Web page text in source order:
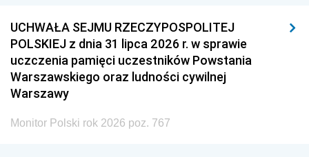
UCHWAŁA SEJMU RZECZYPOSPOLITEJ
POLSKIEJ z dnia 31 lipca 2026 r. w sprawie
uczczenia pamięci uczestników Powstania
Warszawskiego oraz ludności cywilnej
Warszawy
Monitor Polski rok 2026 poz. 767